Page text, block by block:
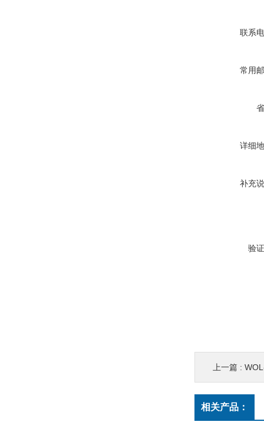
联系
常用
详细
补充
验
上一篇 :
相关产品：